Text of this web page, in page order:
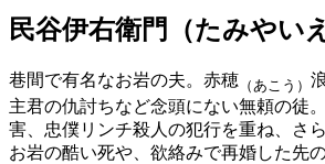
民谷伊右衛門（たみやい
巷間で有名なお岩の夫。赤穂 （あこう）
主君の仇討ちなど念頭にない無頼の徒
害、忠僕リンチ殺人の犯行を重ね、さ
お岩の酷い死や、欲絡みで再婚した先